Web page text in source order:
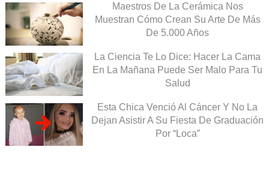
Maestros De La Cerámica Nos
Muestran Cómo Crean Su Arte De Más
De 5.000 Años
La Ciencia Te Lo Dice: Hacer La Cama
En La Mañana Puede Ser Malo Para Tu
Salud
Esta Chica Venció Al Cáncer Y No La
Dejan Asistir A Su Fiesta De Graduación
Por “Loca”